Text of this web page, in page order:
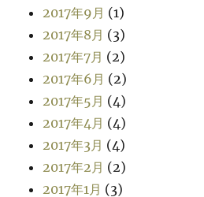
2017年9月 (1)
2017年8月 (3)
2017年7月 (2)
2017年6月 (2)
2017年5月 (4)
2017年4月 (4)
2017年3月 (4)
2017年2月 (2)
2017年1月 (3)